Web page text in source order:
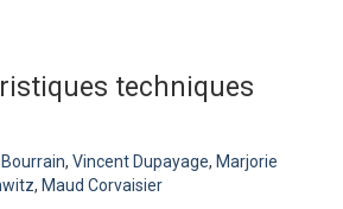
techniques
, Vincent Dupayage, Marjorie
, Maud Corvaisier